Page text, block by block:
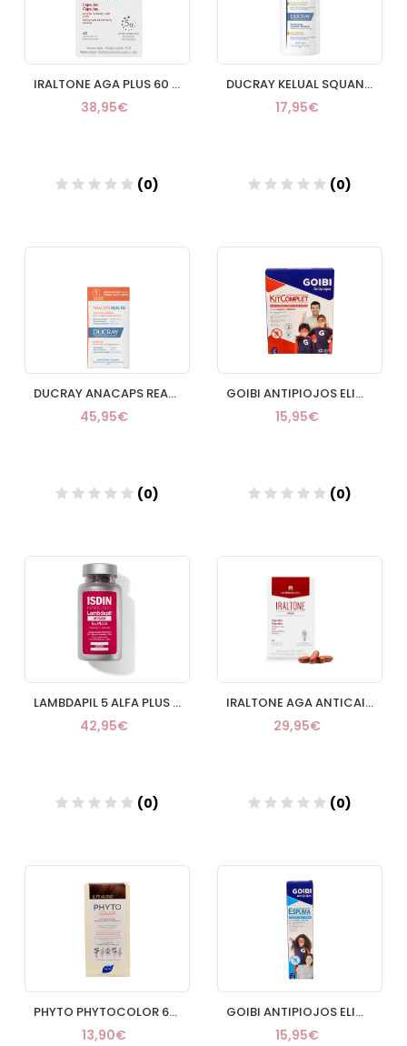
IRALTONE AGA PLUS 60 CAPSULAS
38,95€
(0)
DUCRAY KELUAL SQUANORM CHAMPU CASPA SECA 400 ML
17,95€
(0)
DUCRAY ANACAPS REACTIV CABELLO Y UÑAS DUCRAY 3 ENVASES 30 CAPSULAS
45,95€
(0)
Añadir
GOIBI ANTIPIOJOS ELIMINA CHAMPU + LOCION USO HUM
15,95€
(0)
LAMBDAPIL 5 ALFA PLUS ANTICAIDA 60 CAPS
42,95€
(0)
IRALTONE AGA ANTICAIDA CAPILAR 60 CAPSULAS
29,95€
(0)
PHYTO PHYTOCOLOR 677 MARRON CLARO CAPUCHINO
13,90€
GOIBI ANTIPIOJOS ELIMINA ESPUMA USO HUMANO 150 M
15,95€